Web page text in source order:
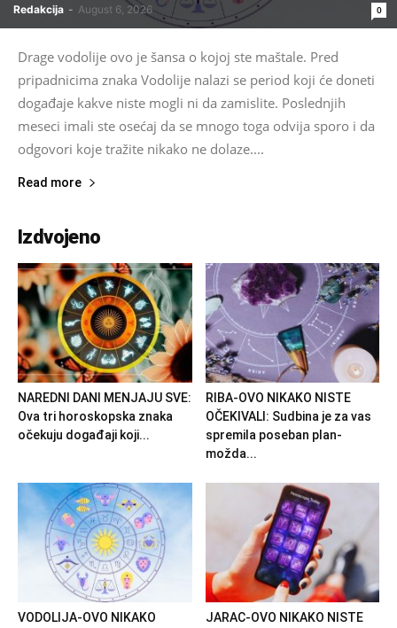
Redakcija - August 6, 2026 0
Drage vodolije ovo je šansa o kojoj ste maštale. Pred
pripadnicima znaka Vodolije nalazi se period koji će doneti
događaje kakve niste mogli ni da zamislite. Poslednjih
meseci imali ste osećaj da se mnogo toga odvija sporo i da
odgovori koje tražite nikako ne dolaze....
Read more
Izdvojeno
NAREDNI DANI MENJAJU SVE:
Ova tri horoskopska znaka
očekuju događaji koji...
RIBA-OVO NIKAKO NISTE
OČEKIVALI: Sudbina je za vas
spremila poseban plan-
možda...
VODOLIJA-OVO NIKAKO
JARAC-OVO NIKAKO NISTE